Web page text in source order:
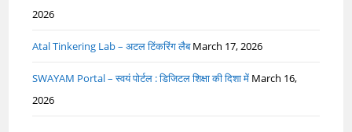
2026
Atal Tinkering Lab – अटल टिंकरिंग लैब March 17, 2026
SWAYAM Portal – स्वयं पोर्टल : डिजिटल शिक्षा की दिशा में March 16,
2026